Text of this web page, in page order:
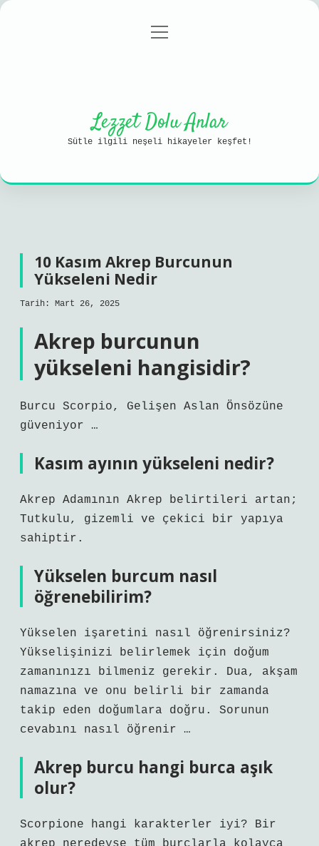
Gizlilik Politikası
menüyü
Lezzet Dolu Anlar
Sütle ilgili neşeli hikayeler keşfet!
10 Kasım Akrep Burcunun
Yükseleni Nedir
Tarih: Mart 26, 2025
Akrep burcunun
yükseleni hangisidir?
Burcu Scorpio, Gelişen Aslan Önsözüne
güveniyor …
Kasım ayının yükseleni nedir?
Akrep Adamının Akrep belirtileri artan;
Tutkulu, gizemli ve çekici bir yapıya
sahiptir.
Yükselen burcum nasıl
öğrenebilirim?
Yükselen işaretini nasıl öğrenirsiniz?
Yükselişinizi belirlemek için doğum
zamanınızı bilmeniz gerekir. Dua, akşam
namazına ve onu belirli bir zamanda
takip eden doğumlara doğru. Sorunun
cevabını nasıl öğrenir …
Akrep burcu hangi burca aşık
olur?
Scorpione hangi karakterler iyi? Bir